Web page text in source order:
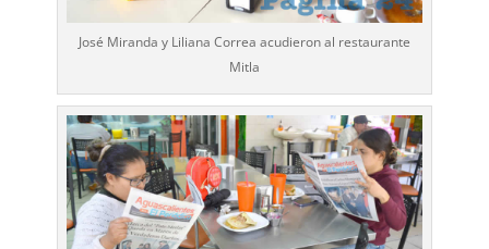
José Miranda y Liliana Correa acudieron al restaurante
Mitla